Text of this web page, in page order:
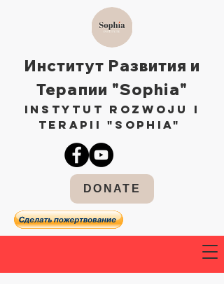
Институт Развития и
Терапии "Sophia"
Instytut Rozwoju i
Terapii "Sophia"
DONATE